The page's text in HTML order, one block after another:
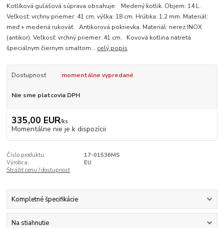
Kotlíková gulášová súprava obsahuje: Medený kotlik. Objem: 14 L.
Veľkosť: vrchny priemer: 41 cm, výška: 18 cm. Hrúbka: 1,2 mm. Materiál:
meď + medená rukoväť. Antikorová pokrievka. Materiál: nerez INOX
(antikor). Veľkosť: vrchný priemer: 41 cm. Kovová kotlina natretá
špeciálnym čiernym smaltom... celý popis
Dostupnosť momentálne vypredané
Nie sme platcovia DPH
335,00 EUR/ks
Momentálne nie je k dispozícii
Číslo produktu:
17-01536MS
Výrobca:
EU
Strážiť cenu / dostupnosť
Kompletné špecifikácie
Na stiahnutie